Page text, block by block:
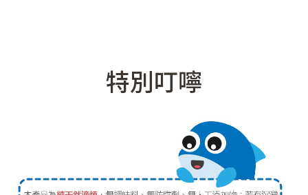
特別叮嚀